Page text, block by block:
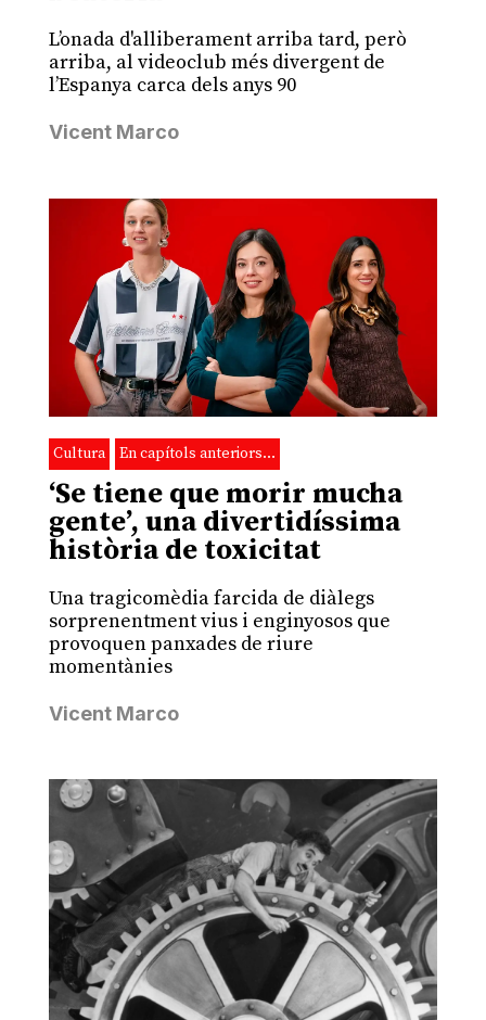
L’onada d'alliberament arriba tard, però
arriba, al videoclub més divergent de
l’Espanya carca dels anys 90
Vicent Marco
Cultura En capítols anteriors…
‘Se tiene que morir mucha
gente’, una divertidíssima
història de toxicitat
Una tragicomèdia farcida de diàlegs
sorprenentment vius i enginyosos que
provoquen panxades de riure
momentànies
Vicent Marco